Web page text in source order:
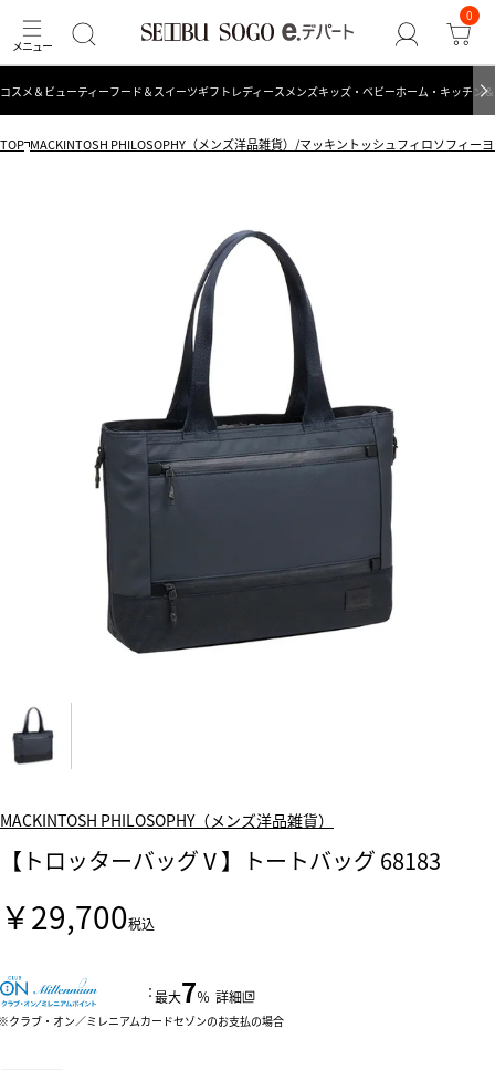
0
コスメ＆ビューティーフード＆スイーツギフト レディース メンズキッズ・ベビーホーム・キッチン
TOP MACKINTOSH PHILOSOPHY（メンズ洋品雑貨）/マッキントッシュフィロソフィー
MACKINTOSH PHILOSOPHY（メンズ洋品雑貨）
【トロッターバッグⅤ】トートバッグ 68183
￥29,700税込
：最大7％ 詳細
クラブ・オン／ミレニアムカードセゾンのお支払の場合